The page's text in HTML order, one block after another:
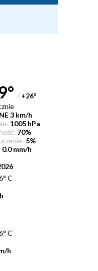
/ +26°
NE 3 km/h
1005 hPa
70%
5%
0.0 mm/h
C
C
h